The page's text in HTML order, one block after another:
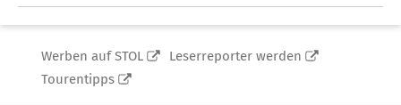
Werben auf STOL
Leserreporter werden
Tourentipps